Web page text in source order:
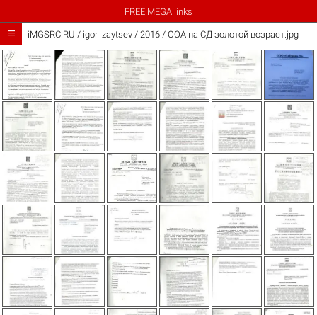
FREE MEGA links
 iMGSRC.RU / igor_zaytsev/ 2016 / ООА на СД золотой возраст.jpg